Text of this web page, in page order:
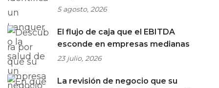
5 agosto, 2026
El flujo de caja que el EBITDA
esconde en empresas medianas
23 julio, 2026
La revisión de negocio que su